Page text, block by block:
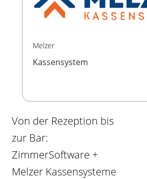
Melzer
Kassensystem
Von der Rezeption bis
zur Bar:
ZimmerSoftware +
Melzer Kassensysteme